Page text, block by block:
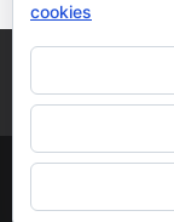
Contacto
©
cookies